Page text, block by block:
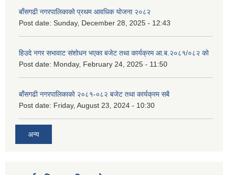
बाँसगढी नगरपालिकाको प्रथम आवधिक योजना २०८२
Post date: Sunday, December 28, 2025 - 12:43
हिउदे नगर सभावाट संशोधन भएका बजेट तथा कार्यक्रम आ.ब.२०८१/०८२ को
Post date: Monday, February 24, 2025 - 11:50
बाँसगढी नगरपालिकाको २०८१-०८२ बजेट तथा कार्यक्रम सबै
Post date: Friday, August 23, 2024 - 10:30
अन्य